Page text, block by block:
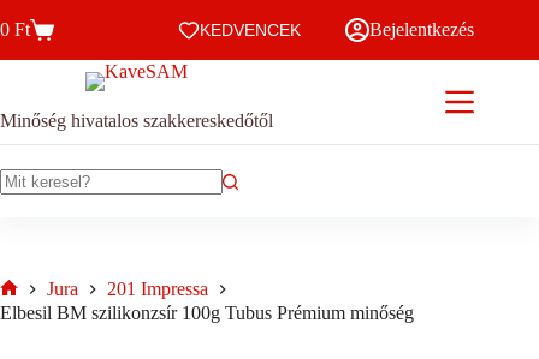
to
több
A
a
Kosár
0 Ft KEDVENCEK Bejelentkezés
Minőség hivatalos szakkereskedőtől
Home
Jura
201 Impressa
Elbesil BM szilikonzsír 100g Tubus Prémium minőség